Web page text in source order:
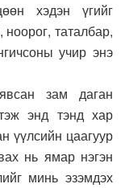
хэдэн үгийг
ноорог, таталбар,
учир энэ
зам даган
энд тэнд хар
үүлсийн цаагуур
нь ямар нэгэн
минь эзэмдэх